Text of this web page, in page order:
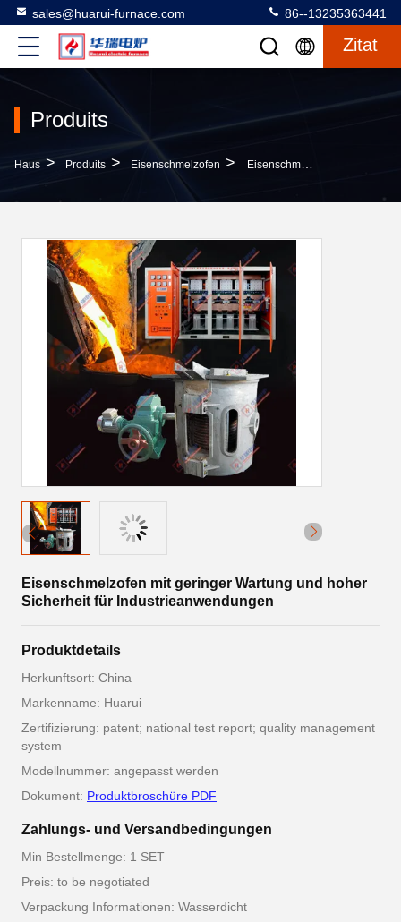
sales@huarui-furnace.com 86--13235363441
Zitat
Produits
Haus > Produits > Eisenschmelzofen > Eisenschmelzofen Mit Geringer Wartung Und Hoher Sicherheit Für Industrieanwendungen
Eisenschmelzofen mit geringer Wartung und hoher
Sicherheit für Industrieanwendungen
Produktdetails
Herkunftsort: China
Markenname: Huarui
Zertifizierung: patent; national test report; quality management
system
Modellnummer: angepasst werden
Dokument: Produktbroschüre PDF
Zahlungs- und Versandbedingungen
Min Bestellmenge: 1 SET
Preis: to be negotiated
Verpackung Informationen: Wasserdicht